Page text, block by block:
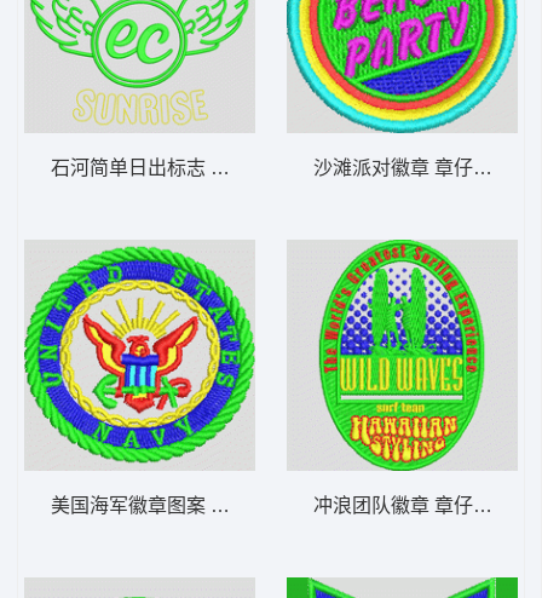
石河简单日出标志 章仔标志布贴徽章男
美国海军徽章图案 章仔标志布贴徽章男
沙滩派对徽章 章仔标志布
冲浪团队徽章 章仔标志布